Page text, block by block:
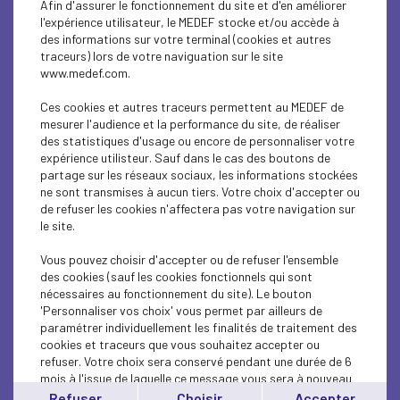
ECONOMY
SOCIAL
ECONOMY
ECONOMY
ECONOMY
ECONOMY
ECONOMY
ECONOMY
ECONOMY
Afin d'assurer le fonctionnement du site et d'en améliorer
l'expérience utilisateur, le MEDEF stocke et/ou accède à
des informations sur votre terminal (cookies et autres
traceurs) lors de votre naviguation sur le site
www.medef.com.
Ces cookies et autres traceurs permettent au MEDEF de
mesurer l'audience et la performance du site, de réaliser
des statistiques d'usage ou encore de personnaliser votre
expérience utilisteur. Sauf dans le cas des boutons de
partage sur les réseaux sociaux, les informations stockées
ne sont transmises à aucun tiers. Votre choix d'accepter ou
de refuser les cookies n'affectera pas votre navigation sur
le site.
Vous pouvez choisir d'accepter ou de refuser l'ensemble
des cookies (sauf les cookies fonctionnels qui sont
nécessaires au fonctionnement du site). Le bouton
'Personnaliser vos choix' vous permet par ailleurs de
paramétrer individuellement les finalités de traitement des
cookies et traceurs que vous souhaitez accepter ou
refuser. Votre choix sera conservé pendant une durée de 6
mois à l'issue de laquelle ce message vous sera à nouveau
affiché..